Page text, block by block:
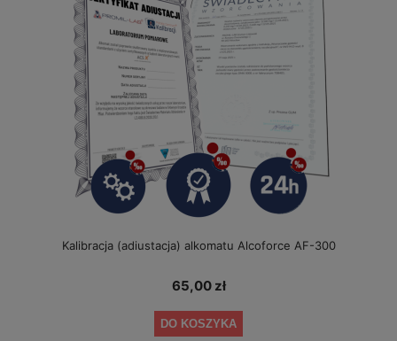
Kalibracja (adiustacja) alkomatu Alcoforce AF-300
65,00 zł
DO KOSZYKA